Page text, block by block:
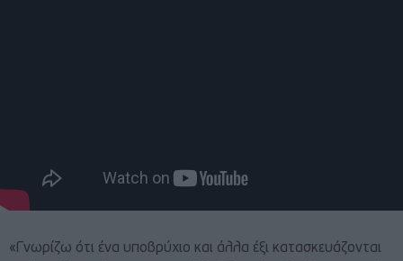
«Γνωρίζω ότι ένα υποβρύχιο και άλλα έξι κατασκευάζονται